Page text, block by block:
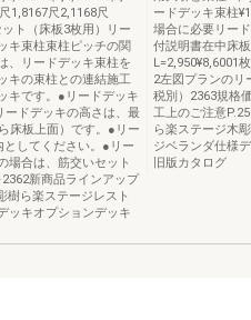
1,8167尺2,1168尺
ト（床板3枚用）リー
キ束柱束柱ピッチの関
、リードデッキ束柱を
キの束柱との連結施工
キです。●リードデッキ
ードデッキの高さは、最
床板上面）です。●リー
としてください。●リー
場合は、筋交いセット
新商品ラインアップ
樹ら楽ステージレスト
ッキオプションデッキ
ードデッキ束柱
場合に必要リー
付説明書在中床
L=2,950¥8,6001
2左図プランのリ
税別）2363規格
工上のご注意
ら楽ステージ木
ジベランダ仕様
旧版カタログ